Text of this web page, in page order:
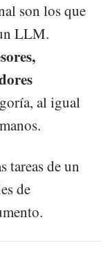
son los que
LLM.
al igual
tareas de un
de